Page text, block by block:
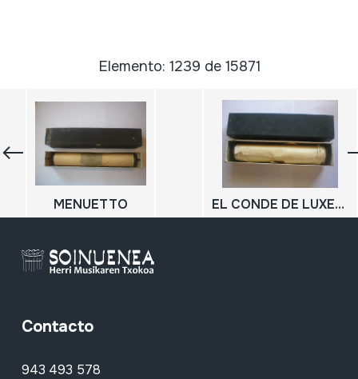
Elemento: 1239 de 15871
MENUETTO EL CONDE DE LUXEMBURGO ; Tanda de valses sobre motivos de la opereta
Contacto
943 493 578